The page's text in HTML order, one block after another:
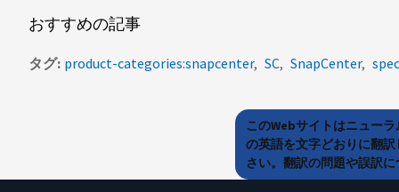
おすすめの記事
タグ product-categories:snapcenter SC SnapCenter
このWebサイトはニュー
の英語を文字どおりに翻
さい。翻訳の問題や誤訳